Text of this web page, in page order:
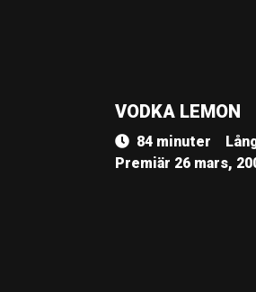
VODKA LEMON
84 minuter
Premiär 26 mars,